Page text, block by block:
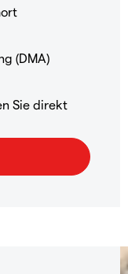
(DMA)
Sie direkt